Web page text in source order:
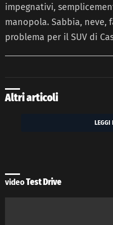
impegnativi,
manopola. Sabbia, neve,
problema per il SUV di
Altri articoli
LEGGI
videoTest Drive